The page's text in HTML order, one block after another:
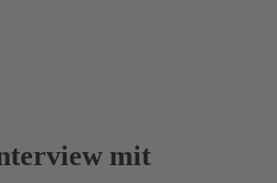
mit